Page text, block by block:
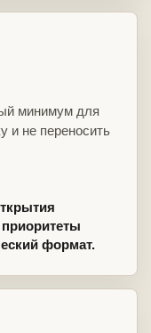
минимум для
и не переносить
приоритеты
формат.